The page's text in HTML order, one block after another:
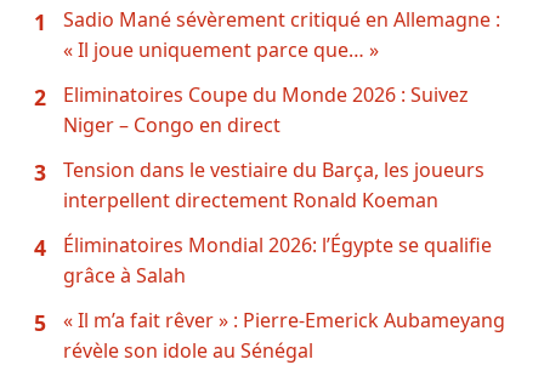
1
Sadio Mané sévèrement critiqué en Allemagne :
« Il joue uniquement parce que… »
2
Eliminatoires Coupe du Monde 2026 : Suivez
Niger – Congo en direct
3
Tension dans le vestiaire du Barça, les joueurs
interpellent directement Ronald Koeman
4
Éliminatoires Mondial 2026: l’Égypte se qualifie
grâce à Salah
5
« Il m’a fait rêver » : Pierre-Emerick Aubameyang
révèle son idole au Sénégal